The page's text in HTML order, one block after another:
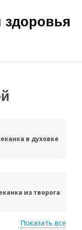
в духовке
из творога
Показать все